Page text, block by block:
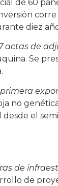
de 60
diez
actas de
Se
no
el
de
de